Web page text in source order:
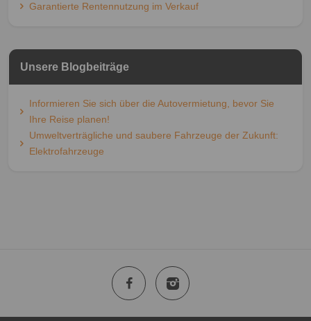
Garantierte Rentennutzung im Verkauf
Unsere Blogbeiträge
Informieren Sie sich über die Autovermietung, bevor Sie
Ihre Reise planen!
Umweltverträgliche und saubere Fahrzeuge der Zukunft:
Elektrofahrzeuge